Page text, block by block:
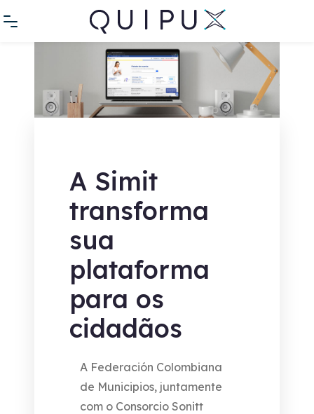
A Simit
transforma
sua
plataforma
para os
cidadãos
A Federación Colombiana
de Municipios, juntamente
com o Consorcio Sonitt